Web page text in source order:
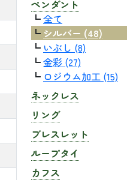
ペンダント
┗全て
┗ シルバー (48)
┗ いぶし (8)
┗金彩 (27)
┗ ロジウム加工 (15)
ネックレス
リング
ブレスレット
ループタイ
カフス